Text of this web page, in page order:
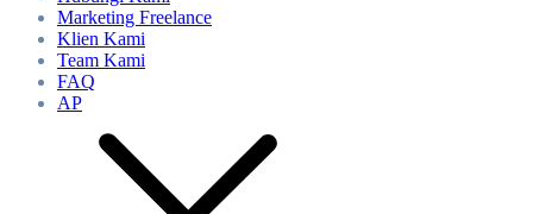
Marketing Freelance
Klien Kami
Team Kami
FAQ
AP